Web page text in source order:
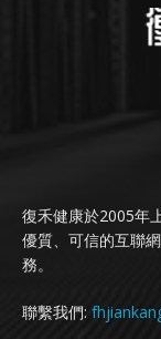
復禾健康於2005年
優質、可信的互聯
務。
聯繫我們: